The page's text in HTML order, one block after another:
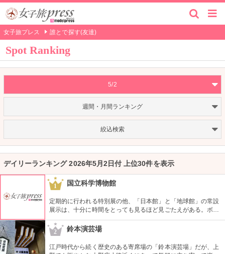
女子旅プレス 誰とで探す(友達)
Spot Ranking
5/2
週間・月間ランキング
絞込検索
デイリーランキング 2026年5月2日付 上位30件を表示
1 国立科学博物館
定期的に行われる特別展の他、「日本館」と「地球館」の常設
展示は、十分に時間をとっても見るほど見ごたえがある。ボラ
ンティアによるガイドツアーに参加すればなお理解が深まるこ
とまちがいなし。
2 鈴本演芸場
江戸時代から続く歴史のある寄席場の「鈴本演芸場」だが、上